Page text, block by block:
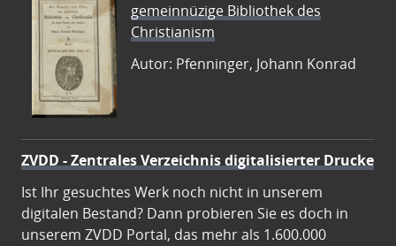
gemeinnüzige Bibliothek des
Christianism
Autor: Pfenninger, Johann Konrad
ZVDD - Zentrales Verzeichnis digitalisierter Drucke
Ist Ihr gesuchtes Werk noch nicht in unserem
digitalen Bestand? Dann probieren Sie es doch in
unserem ZVDD Portal, das mehr als 1.600.000